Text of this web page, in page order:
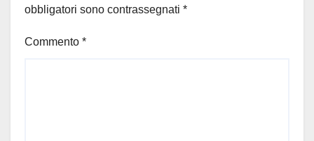
obbligatori sono contrassegnati *
Commento *